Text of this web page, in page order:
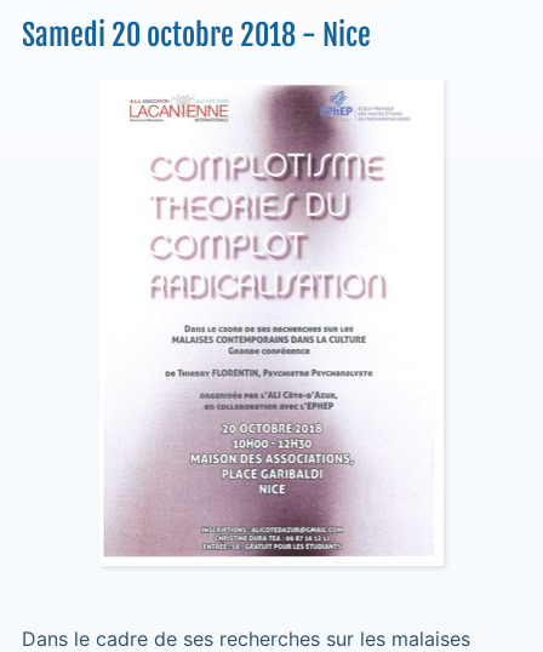
Samedi 20 octobre 2018 - Nice
Dans le cadre de ses recherches sur les malaises